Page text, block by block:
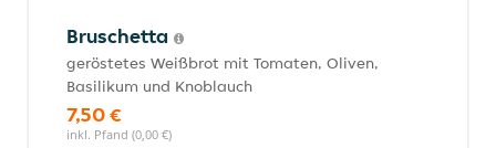
Bruschetta
geröstetes Weißbrot mit Tomaten, Oliven,
Basilikum und Knoblauch
7,50 €
inkl. Pfand (0,00 €)